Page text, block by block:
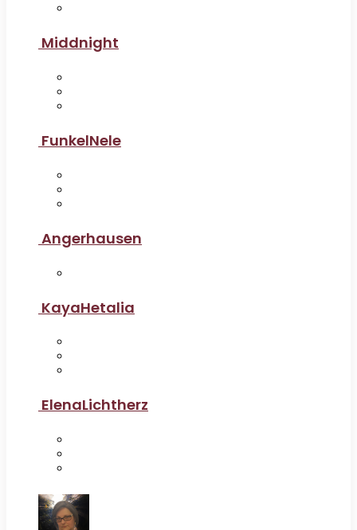
Middnight
FunkelNele
Angerhausen
KayaHetalia
ElenaLichtherz